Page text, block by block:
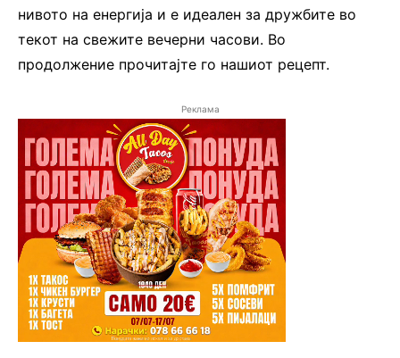
нивото на енергија и е идеален за дружбите во
текот на свежите вечерни часови. Во
продолжение прочитајте го нашиот рецепт.
Реклама